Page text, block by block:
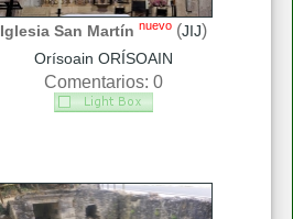
Iglesia San Martín nuevo(JIJ)
Orísoain ORÍSOAIN
Comentarios: 0